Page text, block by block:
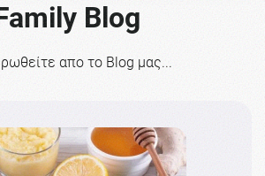
Blog
απο το Blog μας...